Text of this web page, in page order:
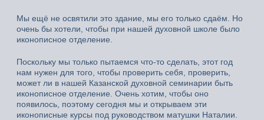
Мы ещё не освятили это здание, мы его только сдаём. Но
очень бы хотели, чтобы при нашей духовной школе было
иконописное отделение.
Поскольку мы только пытаемся что-то сделать, этот год
нам нужен для того, чтобы проверить себя, проверить,
может ли в нашей Казанской духовной семинарии быть
иконописное отделение. Очень хотим, чтобы оно
появилось, поэтому сегодня мы и открываем эти
иконописные курсы под руководством матушки Наталии.